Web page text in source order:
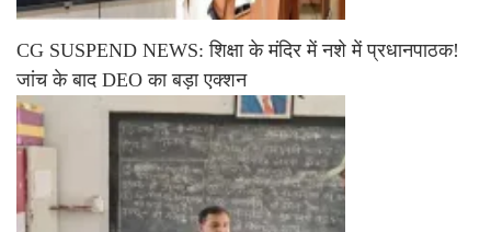
CG SUSPEND NEWS: शिक्षा के मंदिर में नशे में प्रधानपाठक!
जांच के बाद DEO का बड़ा एक्शन